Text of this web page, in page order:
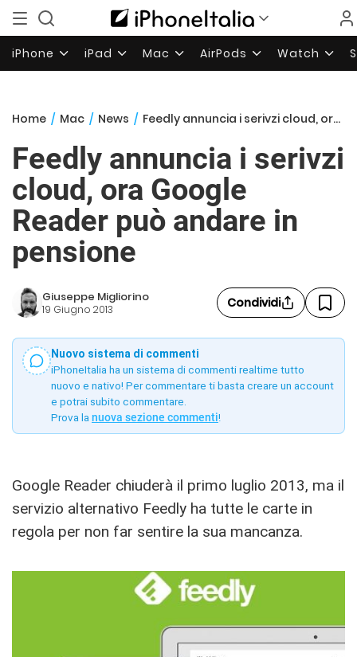
iPhone iPad Mac AirPods Watch
Home / Mac / News / Feedly annuncia i serivzi cloud, ora Google Reader può andare in pensione
Feedly annuncia i serivzi
cloud, ora Google
Reader può andare in
pensione
Giuseppe Migliorino
19 Giugno 2013 Condividi
Nuovo sistema di commenti
iPhoneItalia ha un sistema di commenti realtime tutto
nuovo e nativo! Per commentare ti basta creare un account
e potrai subito commentare.
Prova la nuova sezione commenti!
Google Reader chiuderà il primo luglio 2013, ma il
servizio alternativo Feedly ha tutte le carte in
regola per non far sentire la sua mancanza.